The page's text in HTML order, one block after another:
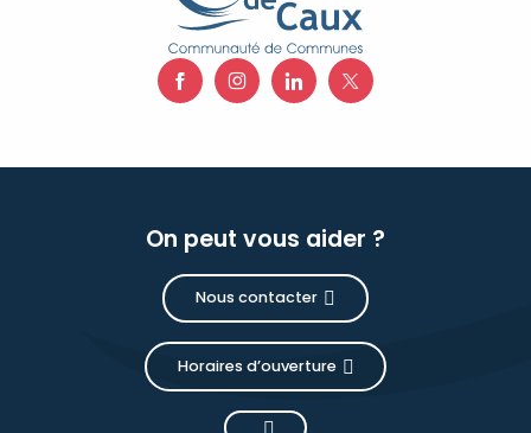
On peut vous aider ?
Nous contacter
Horaires d’ouverture